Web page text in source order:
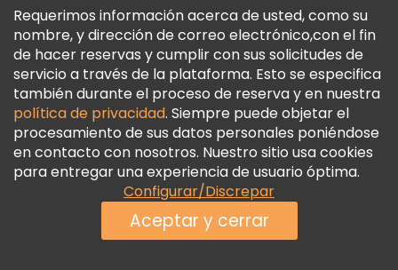
Política De Cookies
Freetour Premios
Programa De Fidelidad
Requerimos información acerca de usted, como su
nombre, y dirección de correo electrónico,con el fin
de hacer reservas y cumplir con sus solicitudes de
servicio a través de la plataforma. Esto se especifica
también durante el proceso de reserva y en nuestra
política de privacidad. Siempre puede objetar el
procesamiento de sus datos personales poniéndose
en contacto con nosotros. Nuestro sitio usa cookies
para entregar una experiencia de usuario óptima.
Configurar/Discrepar
Aceptar y cerrar